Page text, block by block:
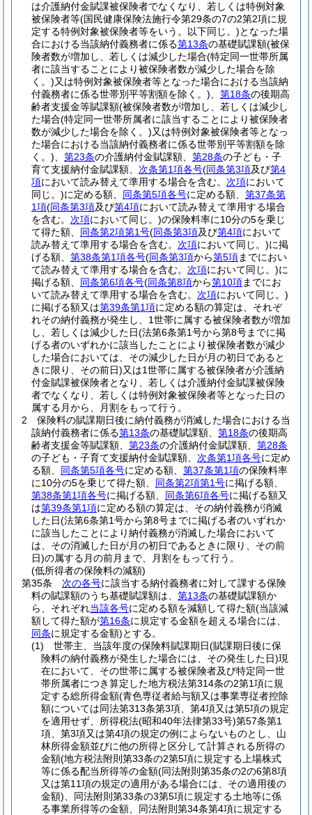
は介護納付金賦課被保険者でなくなり、若しくは特例対象
被保険者等(国民健康保険法施行令第29条の7の2第2項に規
定する特例対象被保険者等をいう。以下同じ。)となった場
合における当該納付義務者に係る第13条の基礎賦課額(被保
険者数が増加し、若しくは減少した場合(特定同一世帯所属
者に該当することにより被保険者数が減少した場合を除
く。)又は特例対象被保険者等となった場合における当該納
付義務者に係る世帯別平等割額を除く。)
第18条の後期高
齢者支援金等賦課額(被保険者数が増加し、若しくは減少し
た場合(特定同一世帯所属者に該当することにより被保険者
数が減少した場合を除く。)又は特例対象被保険者等となっ
た場合における当該納付義務者に係る世帯別平等割額を除
く。)
第23条の介護納付金賦課額、 第28条の子ども・子
育て支援納付金賦課額、 次条第1項各号(同条第3項及び第4
項において読み替えて準用する場合を含む。 次項において
同じ。)に定める額、 同条第5項各号に定める額、 第37条第
1項(同条第3項及び第4項において読み替えて準用する場合
を含む。 次項において同じ。)の保険料率に10分の5を乗じ
て得た額、 同条第2項第1号(同条第3項及び第4項において
読み替えて準用する場合を含む。 次項において同じ。)に掲
げる額、 第38条第1項各号(同条第3項から第5項までにおい
て読み替えて準用する場合を含む。 次項において同じ。)に
掲げる額、 同条第6項各号(同条第8項から第10項までにお
いて読み替えて準用する場合を含む。 次項において同じ。)
に掲げる額又は第39条第1項に定める額の算定は、それぞ
れその納付義務が発生し、1世帯に属する被保険者数が増加
し、若しくは減少した日(法第6条第1号から第8号までに掲
げる者のいずれかに該当したことにより被保険者数が減少
した場合においては、その減少した日が月の初日であると
きに限り、その前日)又は1世帯に属する被保険者が介護納
付金賦課被保険者となり、若しくは介護納付金賦課被保険
者でなくなり、若しくは特例対象被保険者等となった日の
属する月から、月割をもって行う。
2
保険料の賦課期日後に納付義務が消滅した場合における当
該納付義務者に係る第13条の基礎賦課額、 第18条の後期高
齢者支援金等賦課額、 第23条の介護納付金賦課額、 第28条
の子ども・子育て支援納付金賦課額、 次条第1項各号に定め
る額、 同条第5項各号に定める額、 第37条第1項の保険料率
に10分の5を乗じて得た額、 同条第2項第1号に掲げる額、
第38条第1項各号に掲げる額、 同条第6項各号に掲げる額又
は第39条第1項に定める額の算定は、その納付義務が消滅
した日(法第6条第1号から第8号までに掲げる者のいずれか
に該当したことにより納付義務が消滅した場合において
は、その消滅した日が月の初日であるときに限り、その前
日)の属する月の前月まで、月割をもって行う。
(低所得者の保険料の減額)
第35条
次の各号に該当する納付義務者に対して課する保険
料の賦課額のうち基礎賦課額は、 第13条の基礎賦課額か
ら、それぞれ当該各号に定める額を減額して得た額(当該減
額して得た額が第16条に規定する金額を超える場合には、
同条に規定する金額)とする。
(1)
世帯主、当該年度の保険料賦課期日(賦課期日後に保
険料の納付義務が発生した場合には、その発生した日)現
在において、その世帯に属する被保険者及び特定同一世
帯所属者につき算定した地方税法第314条の2第1項に規
定する総所得金額(青色専従者給与額又は事業専従者控除
額については同法第313条第3項、第4項又は第5項の規定
を適用せず、所得税法(昭和40年法律第33号)第57条第1
項、第3項又は第4項の規定の例によらないものとし、山
林所得金額並びに他の所得と区分して計算される所得の
金額(地方税法附則第33条の2第5項に規定する上場株式
等に係る配当所得等の金額(同法附則第35条の2の6第8項
又は第11項の規定の適用がある場合には、その適用後の
金額) 、同法附則第33条の3第5項に規定する土地等に係
る事業所得等の金額、同法附則第34条第4項に規定する